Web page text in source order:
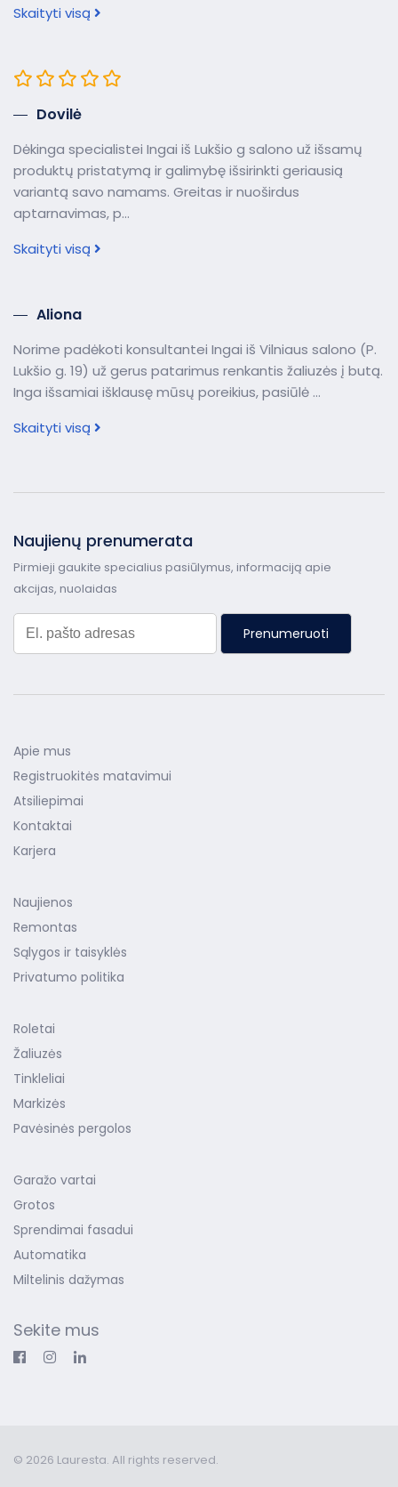
Skaityti visą
Dovilė
Dėkinga specialistei Ingai iš Lukšio g salono už išsamų
produktų pristatymą ir galimybę išsirinkti geriausią
variantą savo namams. Greitas ir nuoširdus
aptarnavimas, p...
Skaityti visą
Aliona
Norime padėkoti konsultantei Ingai iš Vilniaus salono (P.
Lukšio g. 19) už gerus patarimus renkantis žaliuzės į butą.
Inga išsamiai išklausę mūsų poreikius, pasiūlė ...
Skaityti visą
Naujienų prenumerata
Pirmieji gaukite specialius pasiūlymus, informaciją apie
akcijas, nuolaidas
Prenumeruoti
Apie mus
Registruokitės matavimui
Atsiliepimai
Kontaktai
Karjera
Naujienos
Remontas
Sąlygos ir taisyklės
Privatumo politika
Roletai
Žaliuzės
Tinkleliai
Markizės
Pavėsinės pergolos
Garažo vartai
Grotos
Sprendimai fasadui
Automatika
Miltelinis dažymas
Sekite mus
© 2026 Lauresta. All rights reserved.